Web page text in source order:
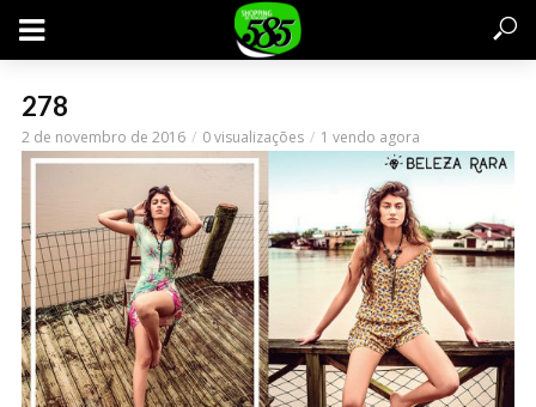
278
2 de novembro de 2016 0 visualizações 1 vendo agora